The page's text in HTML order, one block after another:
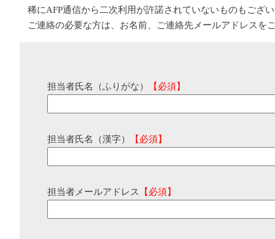
稀にAFP通信から二次利用が許諾されていないものもござ
ご連絡の必要な方は、お名前、ご連絡先メールアドレスを
担当者氏名（ふりがな） 【必須】
担当者氏名（漢字） 【必須】
担当者メールアドレス 【必須】